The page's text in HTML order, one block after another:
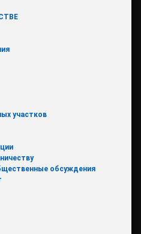
участков
обсуждения